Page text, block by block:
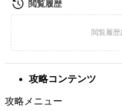
攻略コンテンツ
攻略メニュー